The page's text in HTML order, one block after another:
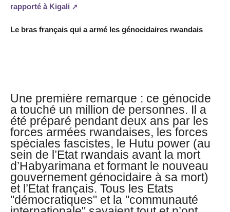
rapporté à Kigali
Le bras français qui a armé les génocidaires rwandais
Une première remarque : ce génocide
a touché un million de personnes. Il a
été préparé pendant deux ans par les
forces armées rwandaises, les forces
spéciales fascistes, le Hutu power (au
sein de l’Etat rwandais avant la mort
d’Habyarimana et formant le nouveau
gouvernement génocidaire à sa mort)
et l’Etat français. Tous les Etats
"démocratiques" et la "communauté